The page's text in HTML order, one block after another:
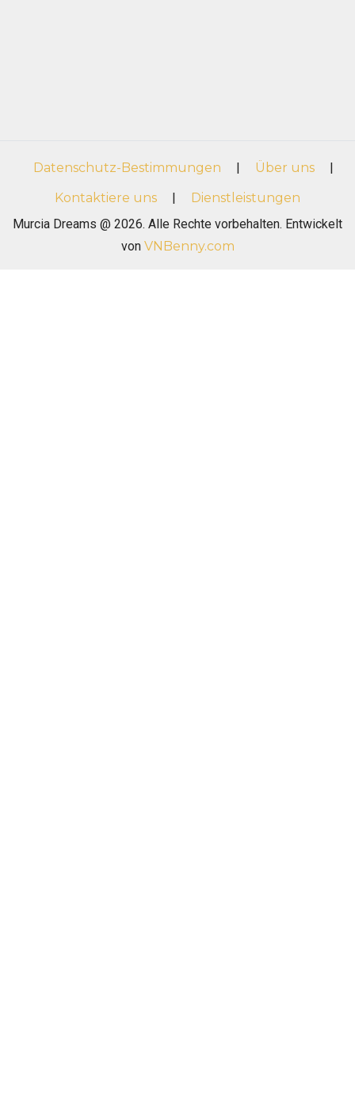
Datenschutz-Bestimmungen | Über uns
|
Kontaktiere uns
|
Dienstleistungen
Murcia Dreams @ 2026. Alle Rechte vorbehalten. Entwickelt
von VNBenny.com